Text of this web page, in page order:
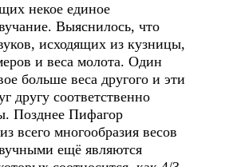
некое единое
Выяснилось, что
исходящих из кузницы,
и веса молота. Один
больше веса другого и эти
другу соответственно
Позднее Пифагор
всего многообразия весов
ещё являются